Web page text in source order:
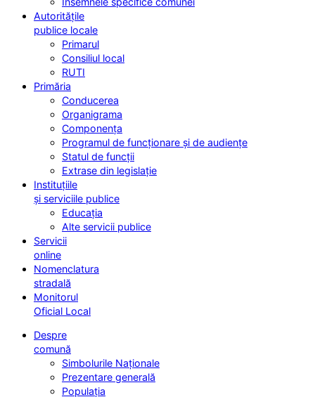
Autoritățile
publice locale
Primarul
Consiliul local
RUTI
Primăria
Conducerea
Organigrama
Componența
Programul de funcționare și de audiențe
Statul de funcții
Extrase din legislație
Instituțiile
și serviciile publice
Educația
Alte servicii publice
Servicii
online
Nomenclatura
stradală
Monitorul
Oficial Local
Despre
comună
Simbolurile Naționale
Prezentare generală
Populația